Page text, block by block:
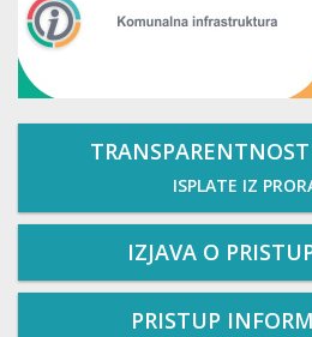
ISPLATE IZ
IZJAVA O
PRISTUP